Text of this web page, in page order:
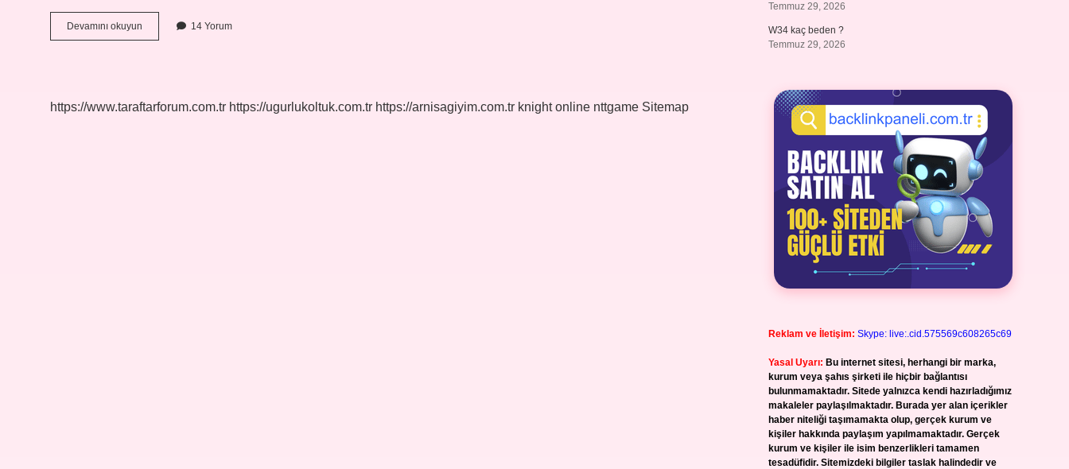
Devamını okuyun
Isıtıcı
14 Yorum
https://www.taraftarforum.com.tr https://ugurlukoltuk.com.tr https://arnisagiyim.com.tr knight online nttgame Sitemap
Temmuz 29, 2026
W34 kaç beden ?
Temmuz 29, 2026
Reklam ve İletişim: Skype: live:.cid.575569c608265c69
Yasal Uyarı: Bu internet sitesi, herhangi bir marka,
kurum veya şahıs şirketi ile hiçbir bağlantısı
bulunmamaktadır. Sitede yalnızca kendi hazırladığımız
makaleler paylaşılmaktadır. Burada yer alan içerikler
haber niteliği taşımamakta olup, gerçek kurum ve
kişiler hakkında paylaşım yapılmamaktadır. Gerçek
kurum ve kişiler ile isim benzerlikleri tamamen
tesadüfidir. Sitemizdeki bilgiler taslak halindedir ve